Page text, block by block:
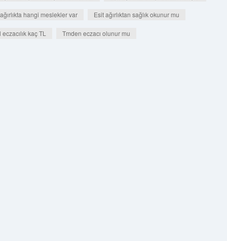
hangi meslekler var Esit ağırlıktan sağlık okunur mu
kaç TL Tmden eczacı olunur mu